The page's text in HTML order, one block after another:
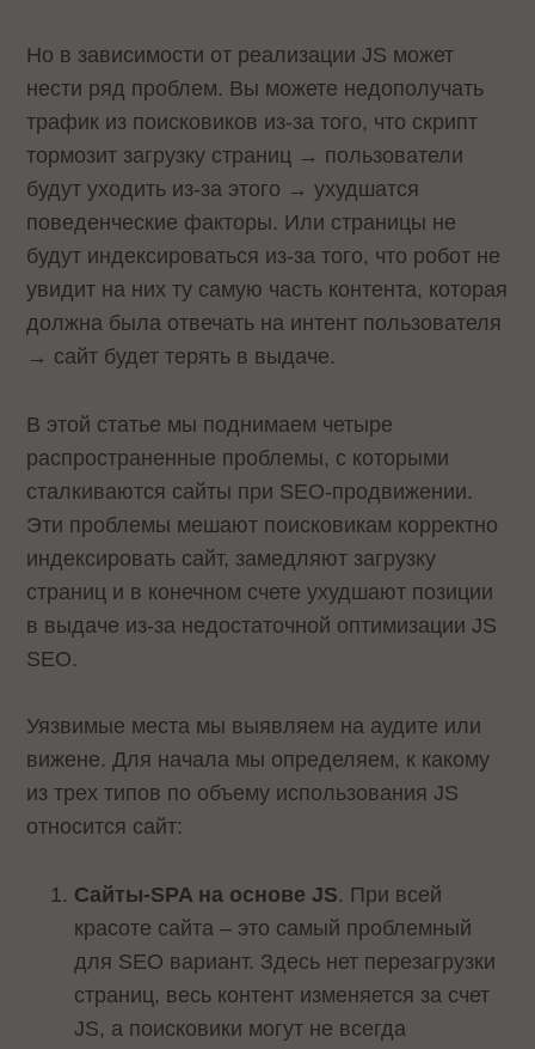
Но в зависимости от реализации JS может
нести ряд проблем. Вы можете недополучать
трафик из поисковиков из-за того, что скрипт
тормозит загрузку страниц → пользователи
будут уходить из-за этого → ухудшатся
поведенческие факторы. Или страницы не
будут индексироваться из-за того, что робот не
увидит на них ту самую часть контента, которая
должна была отвечать на интент пользователя
→ сайт будет терять в выдаче.
В этой статье мы поднимаем четыре
распространенные проблемы, с которыми
сталкиваются сайты при SEO-продвижении.
Эти проблемы мешают поисковикам корректно
индексировать сайт, замедляют загрузку
страниц и в конечном счете ухудшают позиции
в выдаче из-за недостаточной оптимизации JS
SEO.
Уязвимые места мы выявляем на аудите или
вижене. Для начала мы определяем, к какому
из трех типов по объему использования JS
относится сайт:
Сайты-SPA на основе JS. При всей
красоте сайта – это самый проблемный
для SEO вариант. Здесь нет перезагрузки
страниц, весь контент изменяется за счет
JS, а поисковики могут не всегда